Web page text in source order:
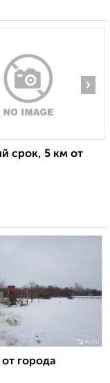
›
срок, 5 км от
города